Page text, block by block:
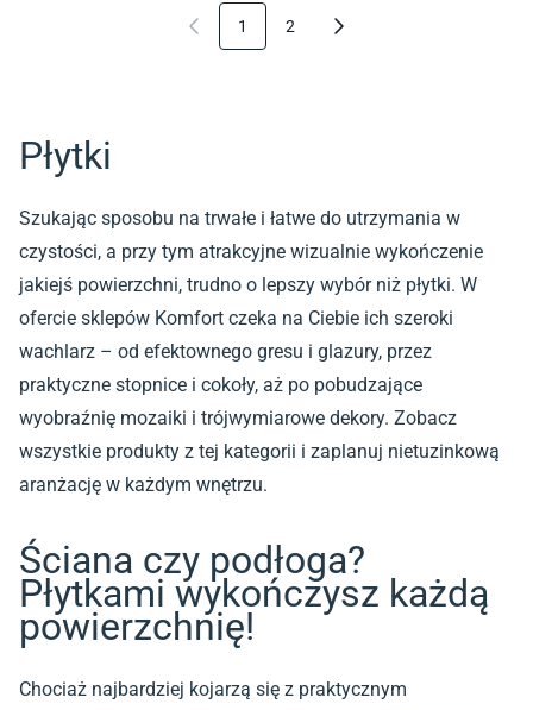
1 2
Płytki
Szukając sposobu na trwałe i łatwe do utrzymania w
czystości, a przy tym atrakcyjne wizualnie wykończenie
jakiejś powierzchni, trudno o lepszy wybór niż płytki. W
ofercie sklepów Komfort czeka na Ciebie ich szeroki
wachlarz – od efektownego gresu i glazury, przez
praktyczne stopnice i cokoły, aż po pobudzające
wyobraźnię mozaiki i trójwymiarowe dekory. Zobacz
wszystkie produkty z tej kategorii i zaplanuj nietuzinkową
aranżację w każdym wnętrzu.
Ściana czy podłoga?
Płytkami wykończysz każdą
powierzchnię!
Chociaż najbardziej kojarzą się z praktycznym